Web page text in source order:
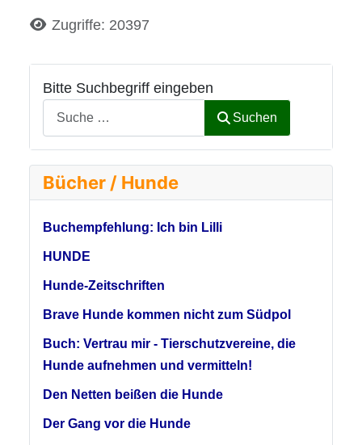
Bitte Suchbegriff eingeben
Suchen
Bücher / Hunde
Buchempfehlung: Ich bin Lilli
HUNDE
Hunde-Zeitschriften
Brave Hunde kommen nicht zum Südpol
Buch: Vertrau mir - Tierschutzvereine, die
Hunde aufnehmen und vermitteln!
Den Netten beißen die Hunde
Der Gang vor die Hunde
DetailsZugriffe: 20397